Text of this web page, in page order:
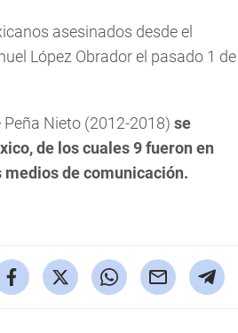
asesinados desde el
López Obrador el pasado 1 de
Nieto (2012-2018) se
de los cuales 9 fueron en
de comunicación.